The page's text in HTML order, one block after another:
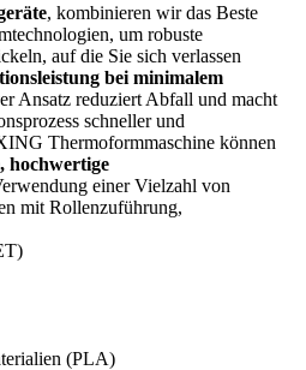
, kombinieren wir das Beste
um robuste
auf die Sie sich verlassen
bei minimalem
Ansatz reduziert Abfall und macht
schneller und
Thermoformmaschine können
hochwertige
einer Vielzahl von
mit Rollenzuführung,
(PLA)